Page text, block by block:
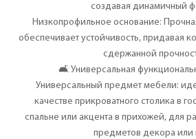
создавая динамичный
Низкопрофильное основание:
обеспечивает устойчивость, придавая
сдержанной
🛋️ Универсальная
Универсальный предмет мебели:
качестве прикроватного столика в
спальне или акцента в прихожей, для
предметов декора или